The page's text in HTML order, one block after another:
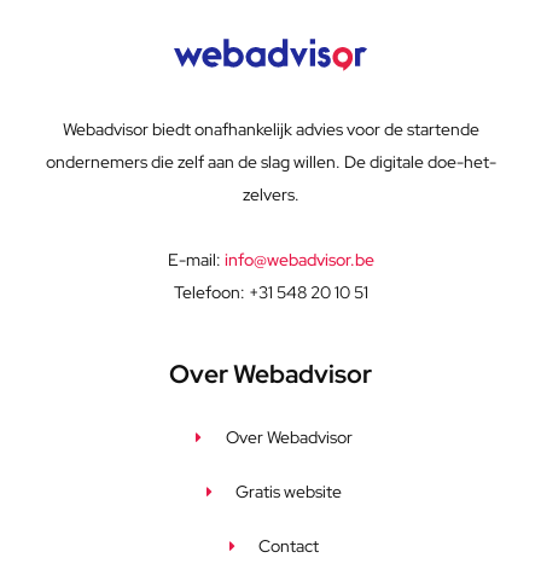
Webadvisor biedt onafhankelijk advies voor de startende
ondernemers die zelf aan de slag willen. De digitale doe-het-
zelvers.
E-mail: info@webadvisor.be
Telefoon: +31 548 20 10 51
Over Webadvisor
Over Webadvisor
Gratis website
Contact